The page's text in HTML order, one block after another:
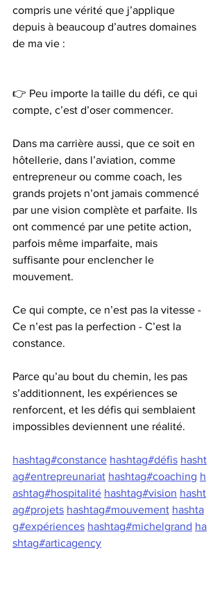
compris une vérité que j’applique
depuis à beaucoup d’autres domaines
de ma vie :
👉 Peu importe la taille du défi, ce qui
compte, c’est d’oser commencer.
Dans ma carrière aussi, que ce soit en
hôtellerie, dans l’aviation, comme
entrepreneur ou comme coach, les
grands projets n’ont jamais commencé
par une vision complète et parfaite. Ils
ont commencé par une petite action,
parfois même imparfaite, mais
suffisante pour enclencher le
mouvement.
Ce qui compte, ce n’est pas la vitesse -
Ce n’est pas la perfection - C’est la
constance.
Parce qu’au bout du chemin, les pas
s’additionnent, les expériences se
renforcent, et les défis qui semblaient
impossibles deviennent une réalité.
hashtag#constance hashtag#défis hasht
ag#entrepreunariat hashtag#coaching h
ashtag#hospitalité hashtag#vision hasht
ag#projets hashtag#mouvement hashta
g#expériences hashtag#michelgrand ha
shtag#articagency